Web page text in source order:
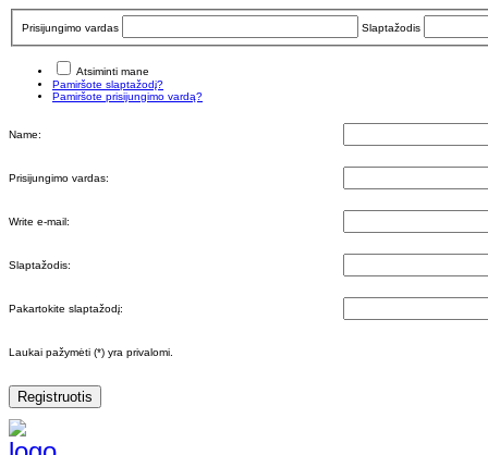
Prisijungimo vardas Slaptažodis
Atsiminti mane
Pamiršote slaptažodį?
Pamiršote prisijungimo vardą?
Name:
Prisijungimo vardas:
Write e-mail:
Slaptažodis:
Pakartokite slaptažodį:
Laukai pažymėti (*) yra privalomi.
Registruotis